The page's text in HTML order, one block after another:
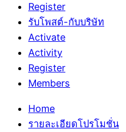
Register
รับโพสต์-กับบริษัท
Activate
Activity
Register
Members
Home
รายละเอียดโปรโมชั่น